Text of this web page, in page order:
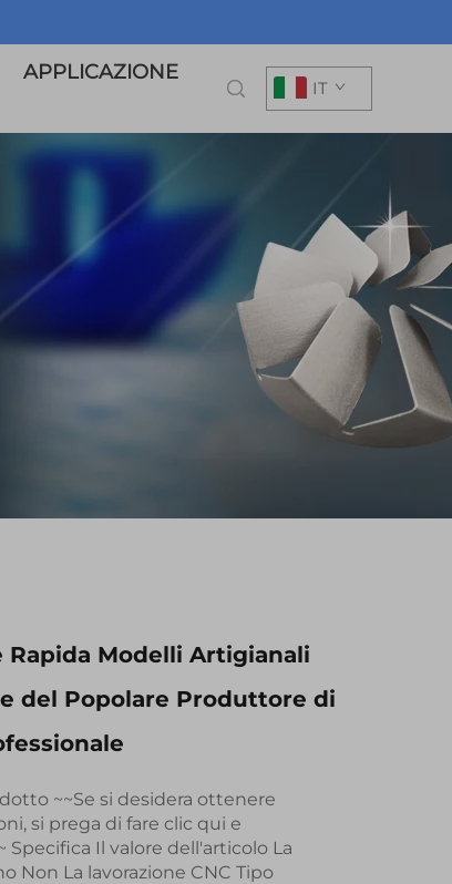
APPLICAZIONE
IT
Modelli Artigianali
del Popolare Produttore di
~~Se si desidera ottenere
si prega di fare clic qui e
Specifica Il valore dell'articolo La
Non La lavorazione CNC Tipo